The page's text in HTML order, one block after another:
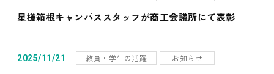
星槎箱根キャンパススタッフが商工会議所にて表彰
2025/11/21 教員・学生の活躍 お知らせ